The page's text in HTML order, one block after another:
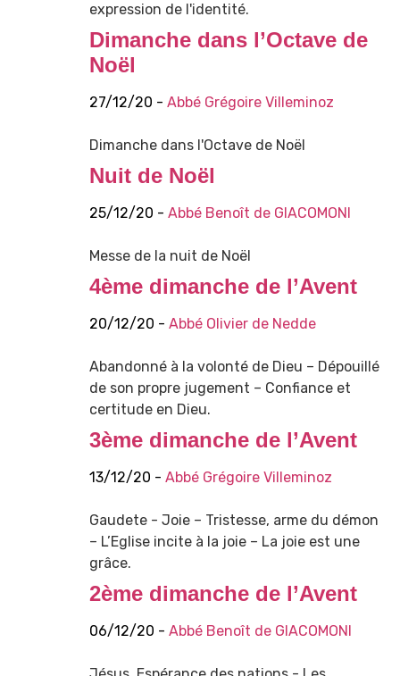
expression de l'identité.
Dimanche dans l’Octave de
Noël
27/12/20 - Abbé Grégoire Villeminoz
Dimanche dans l'Octave de Noël
Nuit de Noël
25/12/20 - Abbé Benoît de GIACOMONI
Messe de la nuit de Noël
4ème dimanche de l’Avent
20/12/20 - Abbé Olivier de Nedde
Abandonné à la volonté de Dieu – Dépouillé
de son propre jugement – Confiance et
certitude en Dieu.
3ème dimanche de l’Avent
13/12/20 - Abbé Grégoire Villeminoz
Gaudete - Joie – Tristesse, arme du démon
– L’Eglise incite à la joie – La joie est une
grâce.
2ème dimanche de l’Avent
06/12/20 - Abbé Benoît de GIACOMONI